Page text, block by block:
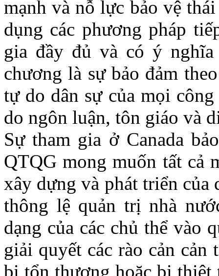
mạnh và nỗ lực bảo vệ
dụng các phương pháp
gia đầy đủ và có ý
chương là sự bảo đảm
tự do dân sự của mọi
do ngôn luận, tôn giáo và
Sự tham gia ở Canada
QTQG mong muốn tất cả
xây dựng và phát triển của
thông lệ quản trị nhà
dạng của các chủ thể vào
giải quyết các rào cản
bị tổn thương hoặc bị thiệt